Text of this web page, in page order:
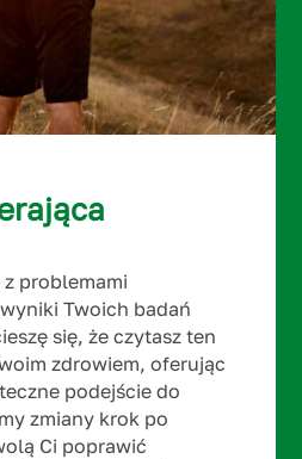
problemami
Twoich badań
się, że czytasz ten
zdrowiem, oferując
podejście do
zmiany krok po
Ci poprawić